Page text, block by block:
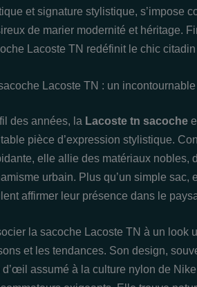
et signature stylistique, s’impose
de marier modernité et héritage.
Lacoste TN redéfinit le chic
Lacoste TN : un
des années, la Lacoste tn sacoche
pièce d’expression stylistique.
elle allie des matériaux nobles,
urbain. Plus qu’un simple sac,
affirmer leur présence dans le
la sacoche Lacoste TN à un look
et les tendances. Son design,
d’œil assumé à la culture nylon de